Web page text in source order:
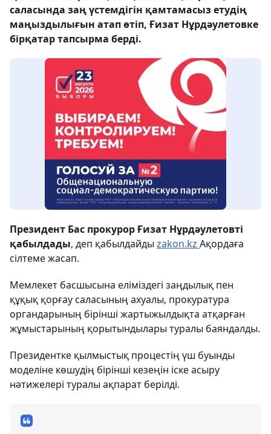
саласында заң үстемдігін қамтамасыз етудің
маңыздылығын атап өтіп, Ғизат Нұрдәулетовке
бірқатар тапсырма берді.
Президент Бас прокурор Ғизат Нұрдәулетовті
қабылдады, деп қабылдайды zakon.kz Ақордаға
сілтеме жасап.
Мемлекет басшысына еліміздегі заңдылық пен
құқық қорғау саласының ахуалы, прокуратура
органдарының бірінші жартыжылдықта атқарған
жұмыстарының қорытындылары туралы баяндалды.
Президентке қылмыстық процестің үш буынды
моделіне көшудің бірінші кезеңін іске асыру
нәтижелері туралы ақпарат берілді.